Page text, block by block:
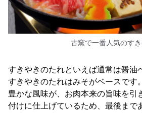
古窯で一番人気のすき
すきやきのたれといえば通常は醤油
すきやきのたれはみそがベースです
豊かな風味が、お肉本来の旨味を引
付けに仕上げているため、最後まで